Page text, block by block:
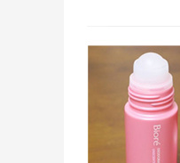
高端
08月08